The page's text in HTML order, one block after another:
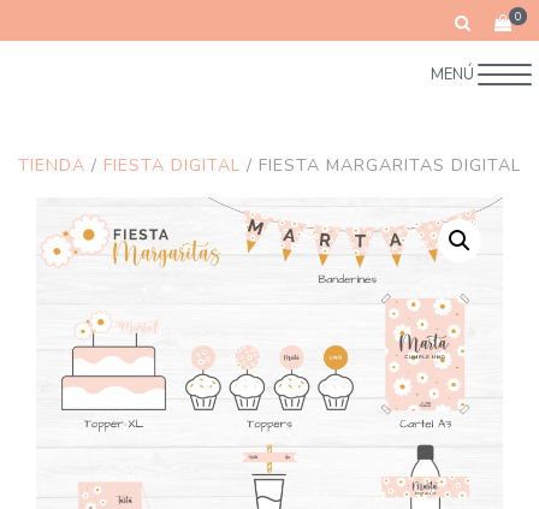
0
MENÚ
TIENDA / FIESTA DIGITAL / FIESTA MARGARITAS DIGITAL